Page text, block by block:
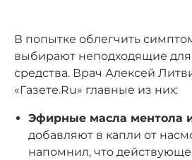
В попытке облегчить
выбирают неподходящие
средства. Врач Алексей
«Газете.Ru» главные из них:
Эфирные масла ментола
добавляют в капли от
напомнил, что